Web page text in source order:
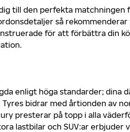
till den perfekta matchningen
så
för att förbättra din
enligt höga standarder; dina
Tyres bidrar med årtionden av
presterar på topp i alla
lastbilar och SUV:ar erbjuder